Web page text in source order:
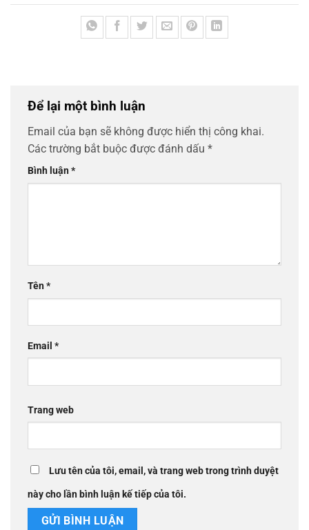
Để lại một bình luận
Email của bạn sẽ không được hiển thị công khai.
Các trường bắt buộc được đánh dấu *
Bình luận*
Tên*
Email *
Trang web
Lưu tên của tôi, email, và trang web trong trình duyệt
này cho lần bình luận kế tiếp của tôi.